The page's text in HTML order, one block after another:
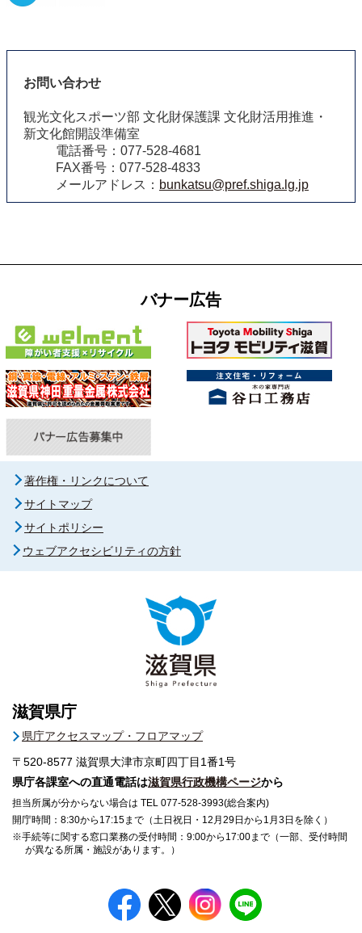
お問い合わせ
観光文化スポーツ部 文化財保護課 文化財活用推進・
新文化館開設準備室
電話番号：077-528-4681
FAX番号：077-528-4833
メールアドレス： bunkatsu@pref.shiga.lg.jp
バナー広告
著作権・リンクについて
サイトマップ
サイトポリシー
ウェブアクセシビリティの方針
滋賀県庁
県庁アクセスマップ・フロアマップ
〒520-8577 滋賀県大津市京町四丁目1番1号
県庁各課室への直通電話は滋賀県行政機構ページから
担当所属が分からない場合は TEL 077-528-3993(総合案内)
開庁時間：8:30から17:15まで（土日祝日・12月29日から1月3日を除く）
※手続等に関する窓口業務の受付時間：9:00から17:00まで（一部、受付時間
が異なる所属・施設があります。）